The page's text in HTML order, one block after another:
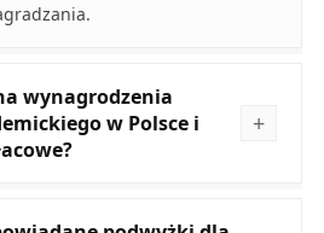
wynagrodzenia
w Polsce i